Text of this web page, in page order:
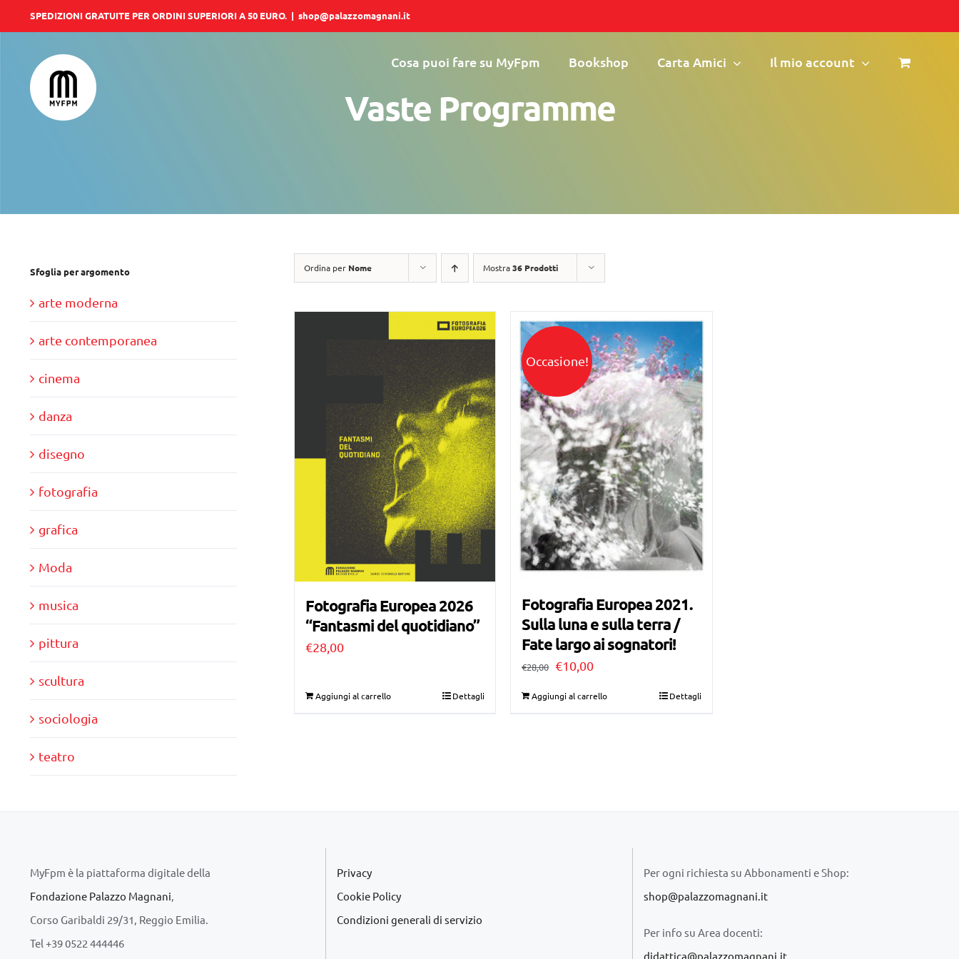
al
contenuto
SPEDIZIONI GRATUITE PER ORDINI SUPERIORI A 50 EURO. | shop@palazzomagnani.it
Cosa puoi fare su MyFpm Bookshop Carta Amici Il mio account
Vaste Programme
Ordina per Nome Mostra36 Prodotti
Fotografia Europea 2026
“Fantasmi del quotidiano”
€28,00
Aggiungi al carrello Dettagli
Occasione!
Fotografia Europea 2021.
Sulla luna e sulla terra /
Fate largo ai sognatori!
€28,00 Il
€10,00Il
Aggiungi al carrello Dettagli
Sfoglia per argomento
arte moderna
arte contemporanea
cinema
danza
disegno
fotografia
grafica
Moda
musica
pittura
scultura
sociologia
teatro
MyFpm è la piattaforma digitale della
Fondazione Palazzo Magnani
Corso Garibaldi 29/31, Reggio Emilia.
Tel +39 0522 444446
Privacy
Cookie Policy
Condizioni generali di servizio
Per ogni richiesta su Abbonamenti e Shop:
shop@palazzomagnani.it
Per info su Area docenti:
didattica@palazzomagnani.it